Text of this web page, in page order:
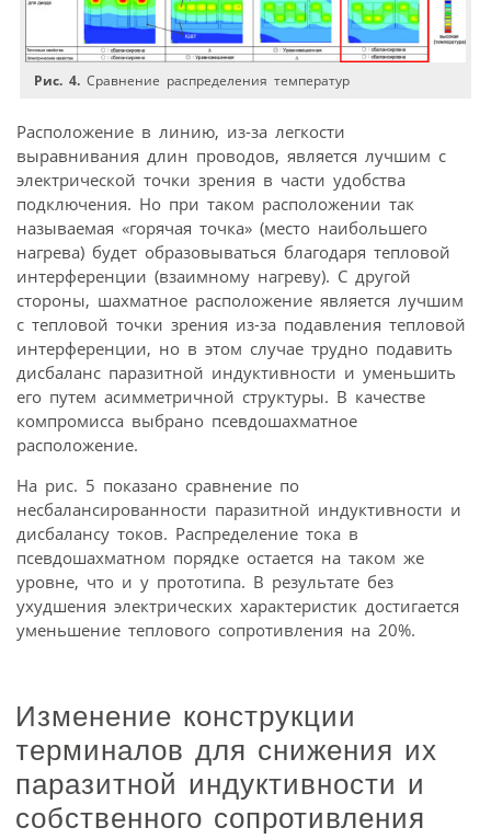
Рис. 4. Сравнение распределения температур
Расположение в линию, из-за легкости
выравнивания длин проводов, является лучшим с
электрической точки зрения в части удобства
подключения. Но при таком расположении так
называемая «горячая точка» (место наибольшего
нагрева) будет образовываться благодаря тепловой
интерференции (взаимному нагреву). С другой
стороны, шахматное расположение является лучшим
с тепловой точки зрения из-за подавления тепловой
интерференции, но в этом случае трудно подавить
дисбаланс паразитной индуктивности и уменьшить
его путем асимметричной структуры. В качестве
компромисса выбрано псевдошахматное
расположение.
На рис. 5 показано сравнение по
несбалансированности паразитной индуктивности и
дисбалансу токов. Распределение тока в
псевдошахматном порядке остается на таком же
уровне, что и у прототипа. В результате без
ухудшения электрических характеристик достигается
уменьшение теплового сопротивления на 20%.
Изменение конструкции
терминалов для снижения их
паразитной индуктивности и
собственного сопротивления